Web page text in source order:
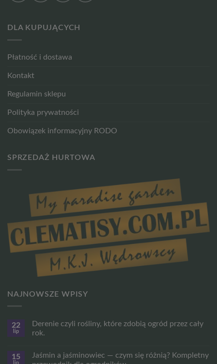
DLA KUPUJĄCYCH
Płatność i dostawa
Kontakt
Regulamin sklepu
Polityka prywatności
Obowiązek informacyjny RODO
SPRZEDAŻ HURTOWA
NAJNOWSZE WPISY
22
lip
Derenie czyli rośliny, które zdobią ogród przez cały
rok.
do
Derenie
15
Jaśmin a jaśminowiec — czym się różnią? Kompletny